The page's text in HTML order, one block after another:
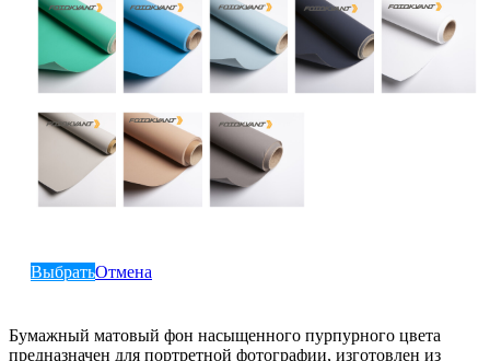
ВыбратьОтмена
Бумажный матовый фон насыщенного пурпурного цвета
предназначен для портретной фотографии, изготовлен из